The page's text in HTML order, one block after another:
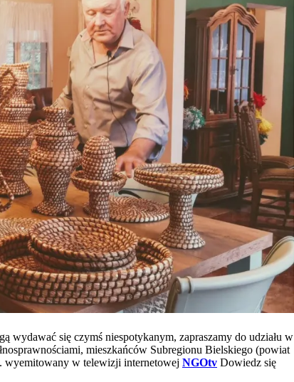
wydawać się czymś niespotykanym, zapraszamy do udziału w
mieszkańców Subregionu Bielskiego (powiat
wyemitowany w telewizji internetowej NGOtv Dowiedz się